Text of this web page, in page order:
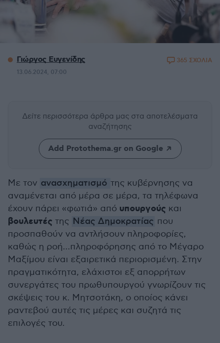
Γιώργος Ευγενίδης
13.06.2024, 07:00
365 ΣΧΟΛΙΑ
Δείτε περισσότερα άρθρα μας στα αποτελέσματα
αναζήτησης
Add Protothema.gr on Google
Με τον ανασχηματισμό της κυβέρνησης να
αναμένεται από μέρα σε μέρα, τα τηλέφωνα
έχουν πάρει «φωτιά» από υπουργούς και
βουλευτές της Νέας Δημοκρατίας που
προσπαθούν να αντλήσουν πληροφορίες,
καθώς η ροή...πληροφόρησης από το Μέγαρο
Μαξίμου είναι εξαιρετικά περιορισμένη. Στην
πραγματικότητα, ελάχιστοι εξ απορρήτων
συνεργάτες του πρωθυπουργού γνωρίζουν τις
σκέψεις του κ. Μητσοτάκη, ο οποίος κάνει
ραντεβού αυτές τις μέρες και συζητά τις
επιλογές του.